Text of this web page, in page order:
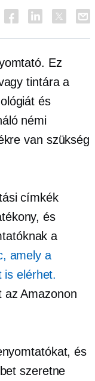
Ez
tintára a
és
némi
van szükség
címkék
és
a
amely a
is elérhet.
az Amazonon
és
szeretne